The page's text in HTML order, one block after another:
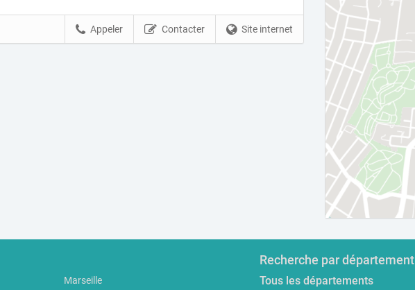
Site internet
Contacter
Appeler
Marseille
Recherche par département
Tous les départements